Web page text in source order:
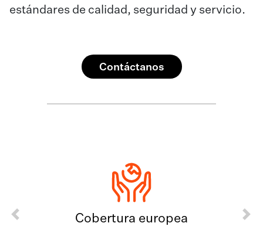
estándares de calidad, seguridad y servicio.
Contáctanos
Cobertura europea